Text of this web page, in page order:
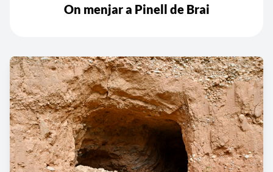
On menjar a Pinell de Brai